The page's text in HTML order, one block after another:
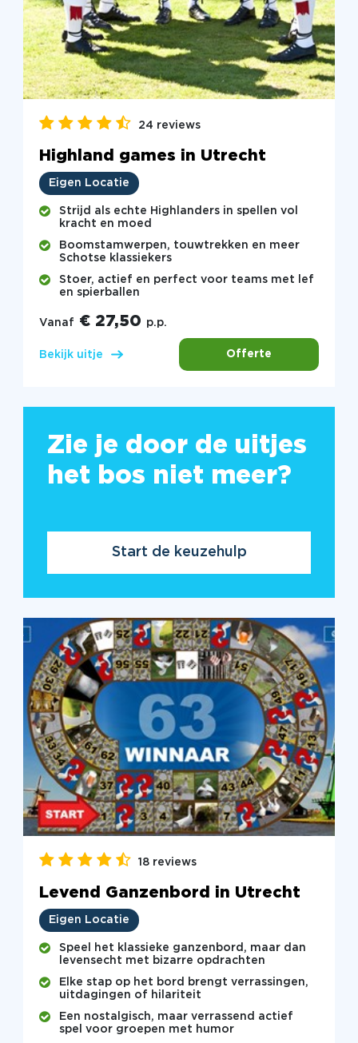
24 reviews
Highland games in Utrecht
Eigen Locatie
Strijd als echte Highlanders in spellen vol
kracht en moed
Boomstamwerpen, touwtrekken en meer
Schotse klassiekers
Stoer, actief en perfect voor teams met lef
en spierballen
Vanaf € 27,50 p.p.
Bekijk uitje Offerte
Zie je door de uitjes
het bos niet meer?
Start de keuzehulp
18 reviews
Levend Ganzenbord in Utrecht
Eigen Locatie
Speel het klassieke ganzenbord, maar dan
levensecht met bizarre opdrachten
Elke stap op het bord brengt verrassingen,
uitdagingen of hilariteit
Een nostalgisch, maar verrassend actief
spel voor groepen met humor